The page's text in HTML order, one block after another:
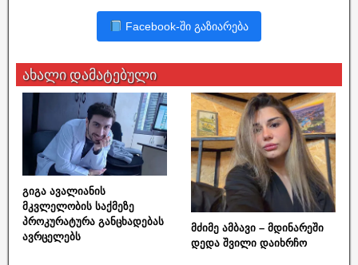
Facebook-ში გაზიარება
ახალი დამატებული
გიგა ავალიანის
მკვლელობის საქმეზე
პროკურატურა განცხადებას
ავრცელებს
მძიმე ამბავი – მდინარეში
დედა შვილი დაიხრჩო